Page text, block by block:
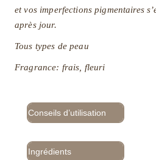
et vos imperfections pigmentaires
après jour.
Tous types de peau
Fragrance: frais, fleuri
Conseils d’utilisation
Ingrédients